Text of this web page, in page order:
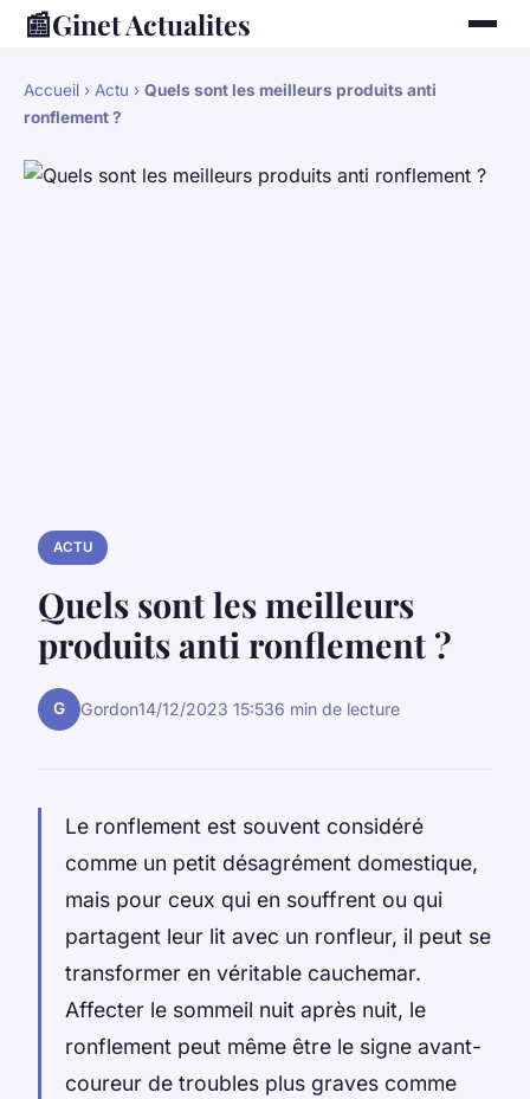
📰Ginet Actualites
Accueil › Actu › Quels sont les meilleurs produits anti
ronflement ?
ACTU
Quels sont les meilleurs
produits anti ronflement ?
G Gordon14/12/2023 15:536 min de lecture
Le ronflement est souvent considéré
comme un petit désagrément domestique,
mais pour ceux qui en souffrent ou qui
partagent leur lit avec un ronfleur, il peut se
transformer en véritable cauchemar.
Affecter le sommeil nuit après nuit, le
ronflement peut même être le signe avant-
coureur de troubles plus graves comme